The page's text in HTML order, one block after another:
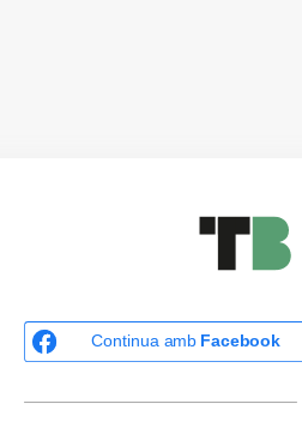
Continua amb Facebook